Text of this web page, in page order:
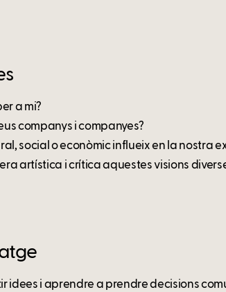
a mi?
companys i companyes?
social o econòmic influeix en la nostra
artística i crítica aquestes visions
idees i aprendre a prendre decisions